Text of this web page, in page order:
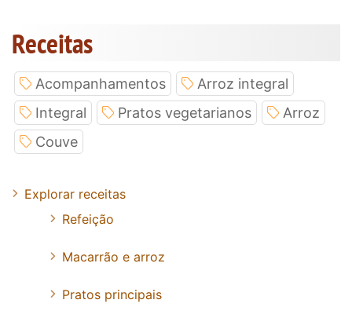
Receitas
Acompanhamentos
Arroz integral
Integral
Pratos vegetarianos
Arroz
Couve
Explorar receitas
Refeição
Macarrão e arroz
Pratos principais